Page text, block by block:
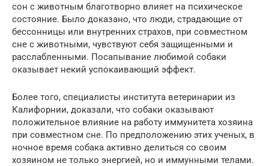
сон с животным благотворно влияет на психическое
состояние. Было доказано, что люди, страдающие от
бессонницы или внутренних страхов, при совместном
сне с животными, чувствуют себя защищенными и
расслабленными. Посапывание любимой собаки
оказывает некий успокаивающий эффект.
Более того, специалисты института ветеринарии из
Калифорнии, доказали, что собаки оказывают
положительное влияние на работу иммунитета хозяина
при совместном сне. По предположению этих ученых, в
ночное время собака активно делиться со своим
хозяином не только энергией, но и иммунными телами.